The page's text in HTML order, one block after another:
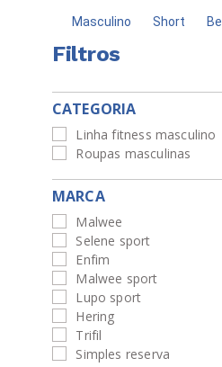
Masculino Short
Filtros
CATEGORIA
Linha fitness masculino
Roupas masculinas
MARCA
Malwee
Selene sport
Enfim
Malwee sport
Lupo sport
Hering
Trifil
Simples reserva